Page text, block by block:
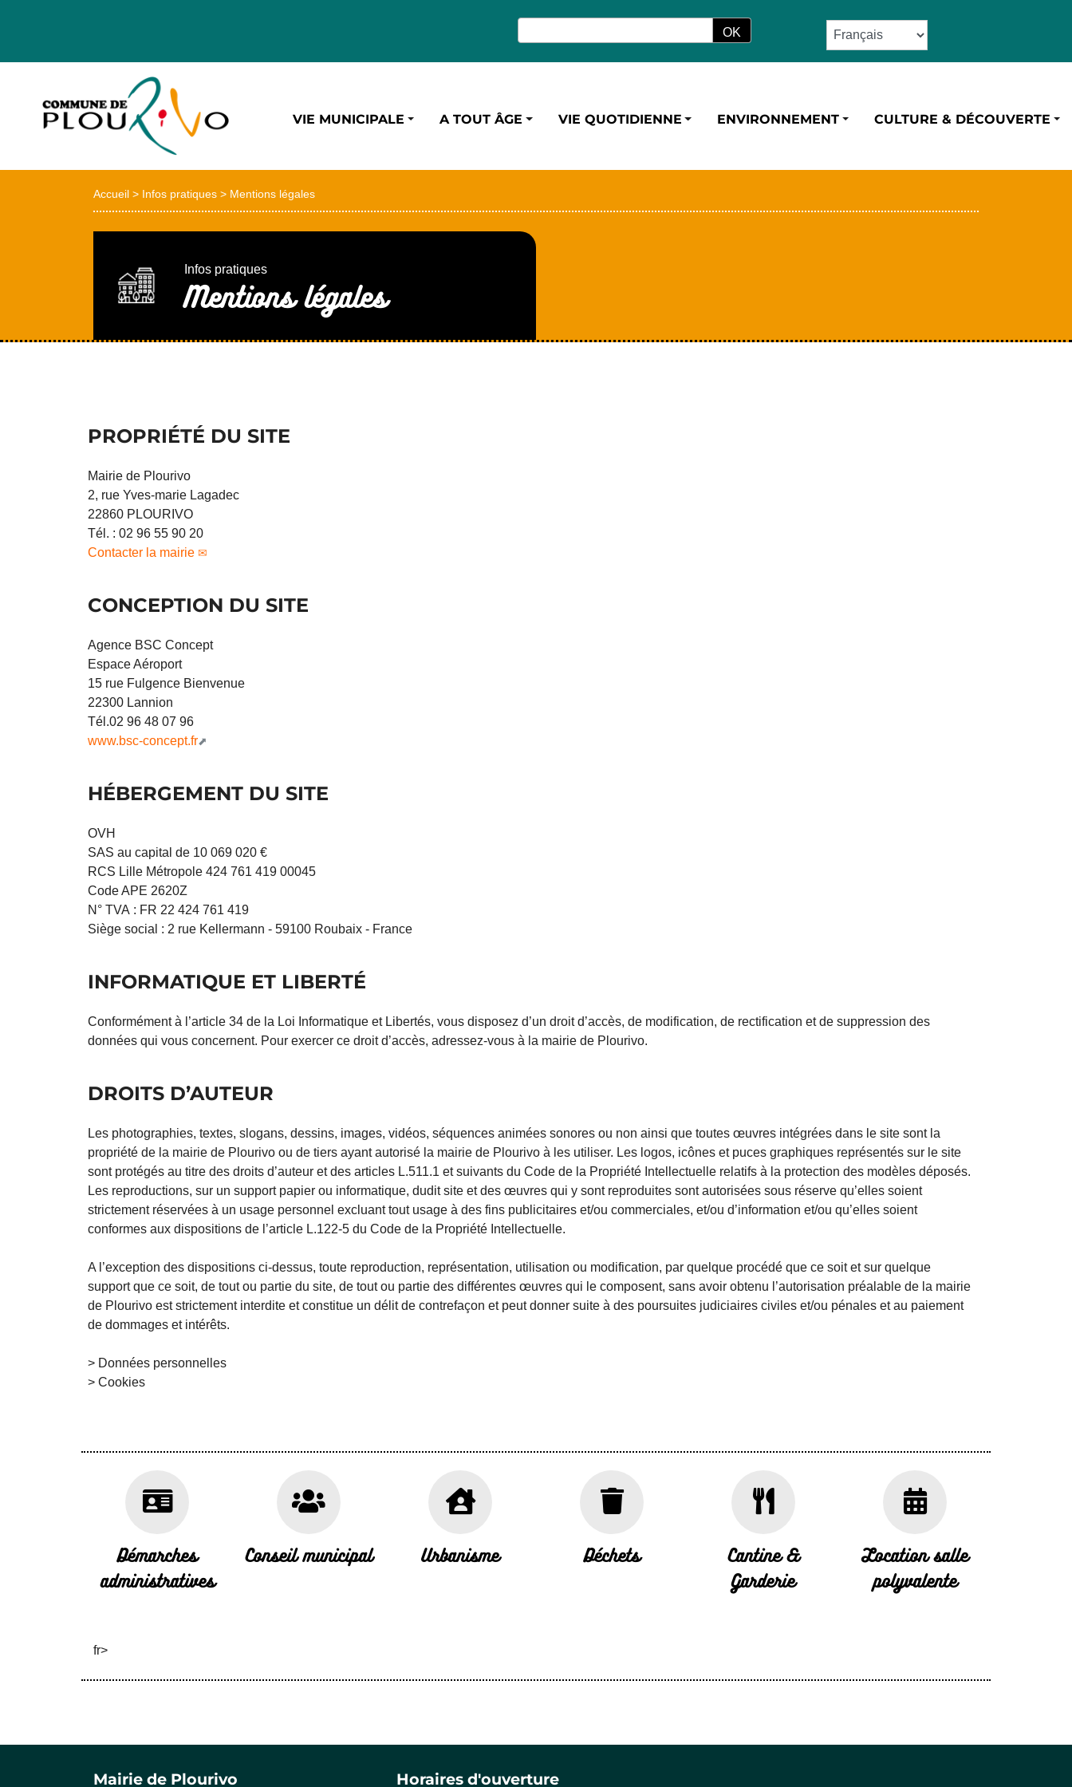
VIE MUNICIPALE A TOUT ÂGE VIE QUOTIDIENNE ENVIRONNEMENT CULTURE & DÉCOUVERTE
Accueil > Infos pratiques > Mentions légales
Infos pratiques
Mentions légales
PROPRIÉTÉ DU SITE
Mairie de Plourivo
2, rue Yves-marie Lagadec
22860 PLOURIVO
Tél. : 02 96 55 90 20
Contacter la mairie
CONCEPTION DU SITE
Agence BSC Concept
Espace Aéroport
15 rue Fulgence Bienvenue
22300 Lannion
Tél.02 96 48 07 96
www.bsc-concept.fr
HÉBERGEMENT DU SITE
OVH
SAS au capital de 10 069 020 €
RCS Lille Métropole 424 761 419 00045
Code APE 2620Z
N° TVA : FR 22 424 761 419
Siège social : 2 rue Kellermann - 59100 Roubaix - France
INFORMATIQUE ET LIBERTÉ
Conformément à l’article 34 de la Loi Informatique et Libertés, vous disposez d’un droit d’accès, de modification, de rectification et de suppression des
données qui vous concernent. Pour exercer ce droit d’accès, adressez-vous à la mairie de Plourivo.
DROITS D’AUTEUR
Les photographies, textes, slogans, dessins, images, vidéos, séquences animées sonores ou non ainsi que toutes œuvres intégrées dans le site sont la
propriété de la mairie de Plourivo ou de tiers ayant autorisé la mairie de Plourivo à les utiliser. Les logos, icônes et puces graphiques représentés sur le site
sont protégés au titre des droits d’auteur et des articles L.511.1 et suivants du Code de la Propriété Intellectuelle relatifs à la protection des modèles déposés.
Les reproductions, sur un support papier ou informatique, dudit site et des œuvres qui y sont reproduites sont autorisées sous réserve qu’elles soient
strictement réservées à un usage personnel excluant tout usage à des fins publicitaires et/ou commerciales, et/ou d’information et/ou qu’elles soient
conformes aux dispositions de l’article L.122-5 du Code de la Propriété Intellectuelle.
A l’exception des dispositions ci-dessus, toute reproduction, représentation, utilisation ou modification, par quelque procédé que ce soit et sur quelque
support que ce soit, de tout ou partie du site, de tout ou partie des différentes œuvres qui le composent, sans avoir obtenu l’autorisation préalable de la mairie
de Plourivo est strictement interdite et constitue un délit de contrefaçon et peut donner suite à des poursuites judiciaires civiles et/ou pénales et au paiement
de dommages et intérêts.
> Données personnelles
> Cookies
Démarches
administratives
Conseil municipal Urbanisme Déchets
Cantine &
Garderie
Location salle
polyvalente
fr>
Mairie de Plourivo Horaires d'ouverture